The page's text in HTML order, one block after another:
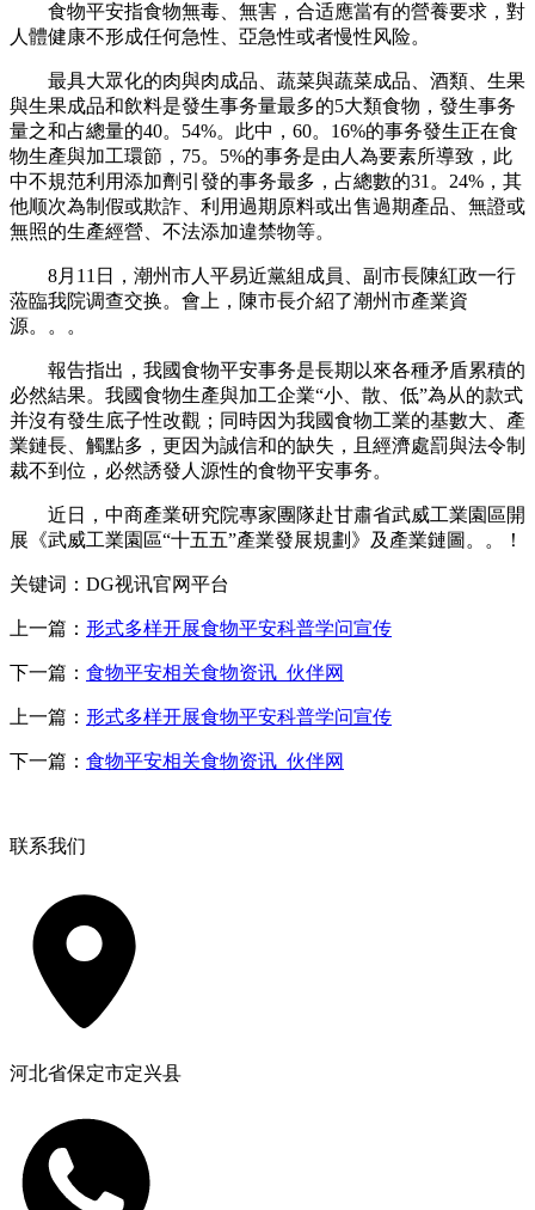
食物平安指食物無毒、無害，合适應當有的營養要求，對
人體健康不形成任何急性、亞急性或者慢性风险。
最具大眾化的肉與肉成品、蔬菜與蔬菜成品、酒類、生果
與生果成品和飲料是發生事务量最多的5大類食物，發生事务
量之和占總量的40。54%。此中，60。16%的事务發生正在食
物生產與加工環節，75。5%的事务是由人為要素所導致，此
中不規范利用添加劑引發的事务最多，占總數的31。24%，其
他顺次為制假或欺詐、利用過期原料或出售過期產品、無證或
無照的生產經營、不法添加違禁物等。
8月11日，潮州市人平易近黨組成員、副市長陳紅政一行
蒞臨我院调查交换。會上，陳市長介紹了潮州市產業資
源。。。
報告指出，我國食物平安事务是長期以來各種矛盾累積的
必然結果。我國食物生產與加工企業“小、散、低”為从的款式
并沒有發生底子性改觀；同時因为我國食物工業的基數大、產
業鏈長、觸點多，更因为誠信和的缺失，且經濟處罰與法令制
裁不到位，必然誘發人源性的食物平安事务。
近日，中商產業研究院專家團隊赴甘肅省武威工業園區開
展《武威工業園區“十五五”產業發展規劃》及產業鏈圖。。！
关键词：DG视讯官网平台
上一篇： 形式多样开展食物平安科普学问宣传
下一篇： 食物平安相关食物资讯_伙伴网
上一篇： 形式多样开展食物平安科普学问宣传
下一篇： 食物平安相关食物资讯_伙伴网
联系我们
河北省保定市定兴县